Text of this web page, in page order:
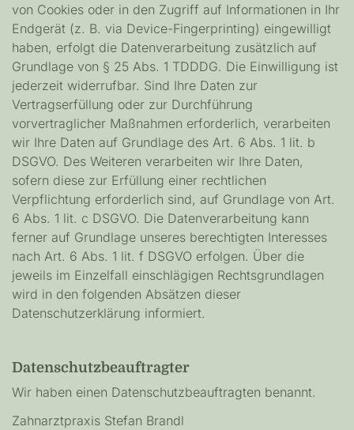
von Cookies oder in den Zugriff auf Informationen in Ihr
Endgerät (z. B. via Device-Fingerprinting) eingewilligt
haben, erfolgt die Datenverarbeitung zusätzlich auf
Grundlage von § 25 Abs. 1 TDDDG. Die Einwilligung ist
jederzeit widerrufbar. Sind Ihre Daten zur
Vertragserfüllung oder zur Durchführung
vorvertraglicher Maßnahmen erforderlich, verarbeiten
wir Ihre Daten auf Grundlage des Art. 6 Abs. 1 lit. b
DSGVO. Des Weiteren verarbeiten wir Ihre Daten,
sofern diese zur Erfüllung einer rechtlichen
Verpflichtung erforderlich sind, auf Grundlage von Art.
6 Abs. 1 lit. c DSGVO. Die Datenverarbeitung kann
ferner auf Grundlage unseres berechtigten Interesses
nach Art. 6 Abs. 1 lit. f DSGVO erfolgen. Über die
jeweils im Einzelfall einschlägigen Rechtsgrundlagen
wird in den folgenden Absätzen dieser
Datenschutzerklärung informiert.
Datenschutzbeauftragter
Wir haben einen Datenschutzbeauftragten benannt.
Zahnarztpraxis Stefan Brandl